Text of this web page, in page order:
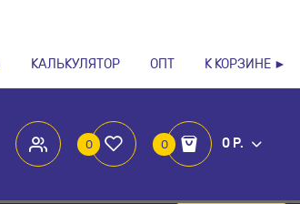
КАЛЬКУЛЯТОР ОПТ К КОРЗИНЕ ►
0 0 0 Р.